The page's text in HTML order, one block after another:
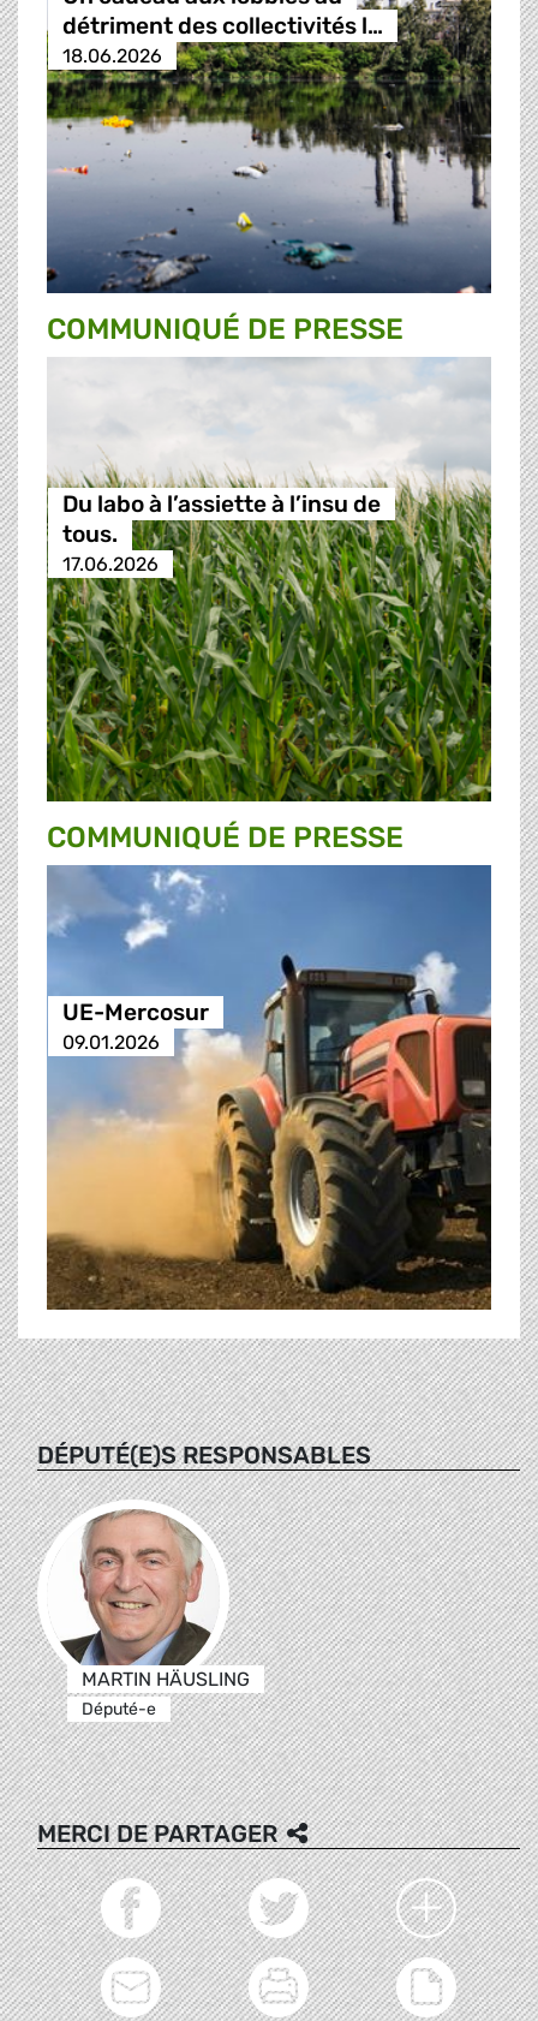
détriment des collectivités l…
18.06.2026
COMMUNIQUÉ DE PRESSE
Du labo à l’assiette à l’insu de
tous.
17.06.2026
COMMUNIQUÉ DE PRESSE
UE-Mercosur
09.01.2026
DÉPUTÉ(E)S RESPONSABLES
MARTIN HÄUSLING
Député-e
MERCI DE PARTAGER